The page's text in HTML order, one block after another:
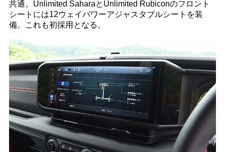
共通。Unlimited SaharaとUnlimited Rubiconのフロント
シートには12ウェイパワーアジャスタブルシートを装
備。これも初採用となる。